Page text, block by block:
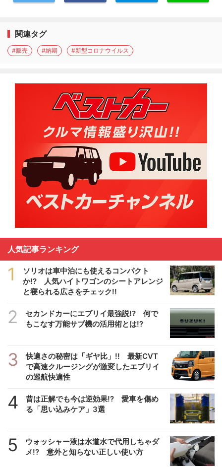
関連タグ
#販売 #納期 #新型コロナウイルス
人気記事ランキング
1
ソリオは車中泊にも使えるコンパクト
か!? 人気ハイトワゴンのシートアレンジ
と寝られる広さをチェック!!
2
セカンドカーにエブリイ最強説!? 何で
もこなす万能サブ機の活用術とは!?
3
快適さの秘密は「ギヤ比」!! 最新CVT
で高速クルージングが激変したエブリイ
の巡航快適性
4
昔は正解でも今は逆効果!? 愛車を傷め
る「思い込みケア」3選
5
ウォッシャー液は水道水で代用しちゃダ
メ!? 意外と知らない正しい使い方